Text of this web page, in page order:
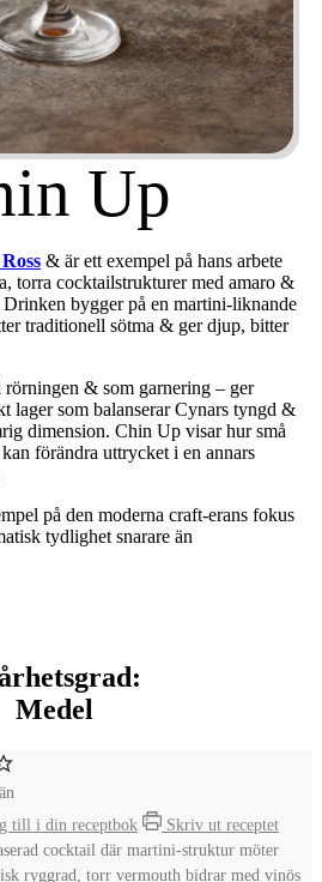
Up
& är ett exempel på hans arbete
torra cocktailstrukturer med amaro &
bygger på en martini-liknande
traditionell sötma & ger djup, bitter
& som garnering – ger
lager som balanserar Cynars tyngd &
dimension. Chin Up visar hur små
förändra uttrycket i en annars
på den moderna craft-erans fokus
tydlighet snarare än
Medel
till i din receptbok
Skriv ut receptet
cocktail där martini-struktur möter
ryggrad, torr vermouth bidrar med vinös